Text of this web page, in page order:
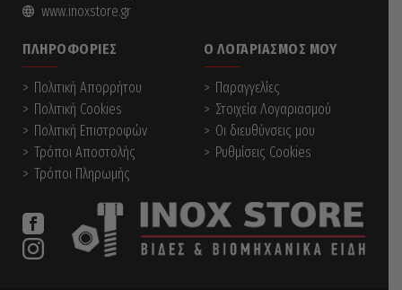
www.inoxstore.gr
ΠΛΗΡΟΦΟΡΊΕΣ
Πολιτική Απορρήτου
Πολιτική Cookies
Πολιτική Επιστροφών
Τρόποι Αποστολής
Τρόποι Πληρωμής
Ο ΛΟΓΑΡΙΑΣΜΌΣ ΜΟΥ
Παραγγελίες
Στοιχεία Λογαριασμού
Οι διευθύνσεις μου
Ρυθμίσεις Cookies